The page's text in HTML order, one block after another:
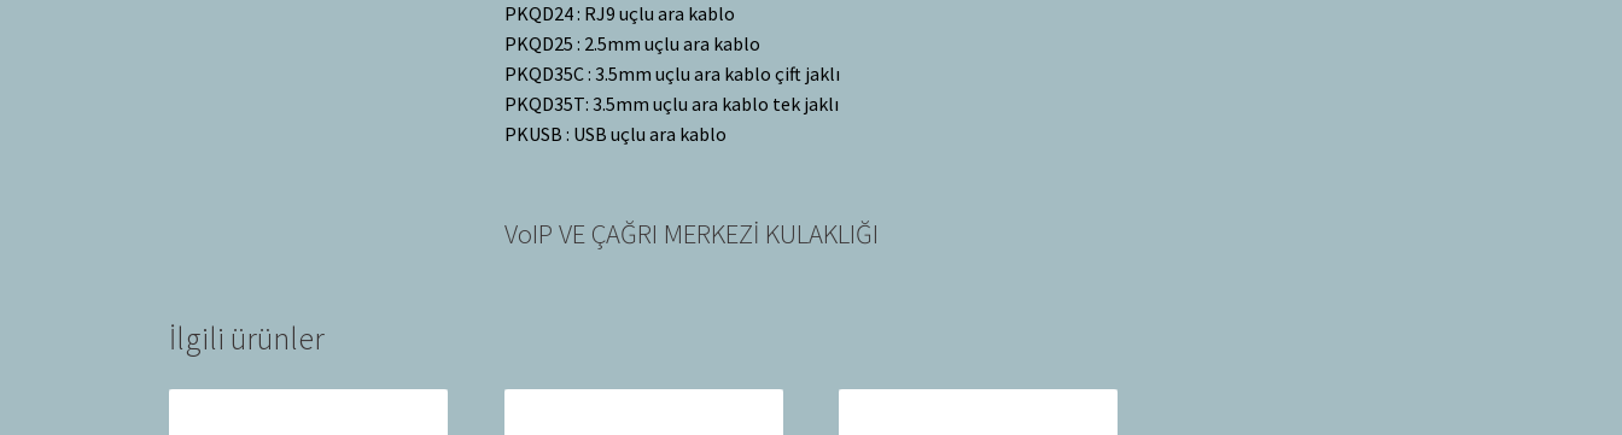
PKQD24 : RJ9 uçlu ara kablo
PKQD25 : 2.5mm uçlu ara kablo
PKQD35C : 3.5mm uçlu ara kablo çift jaklı
PKQD35T: 3.5mm uçlu ara kablo tek jaklı
PKUSB : USB uçlu ara kablo
VoIP VE ÇAĞRI MERKEZİ KULAKLIĞI
İlgili ürünler